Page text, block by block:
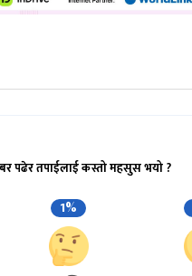
पढेर तपाईलाई कस्तो महसुस भयो ?
1%